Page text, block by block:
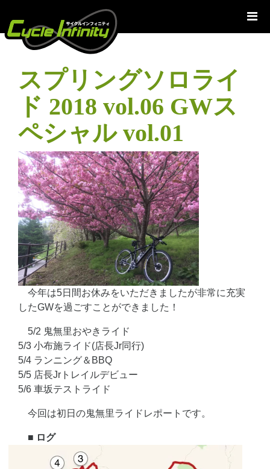
テ
スプリングソロライ
ド 2018 vol.06 GWス
ペシャル vol.01
今年は5日間お休みをいただきましたが非常に充実
したGWを過ごすことができました！
5/2 鬼無里おやきライド
5/3 小布施ライド(店長Jr同行)
5/4 ランニング＆BBQ
5/5 店長Jrトレイルデビュー
5/6 車坂テストライド
今回は初日の鬼無里ライドレポートです。
■ ログ